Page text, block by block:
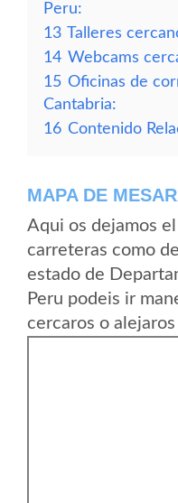
Peru:
13 Talleres
14 Webcams
15 Oficinas de
Cantabria:
16 Contenido
MAPA DE
Aqui os dejamos
carreteras como
estado de
Peru podeis ir
cercaros o